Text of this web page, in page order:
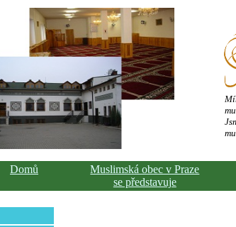
Domů
Muslimská obec v Praze
se představuje